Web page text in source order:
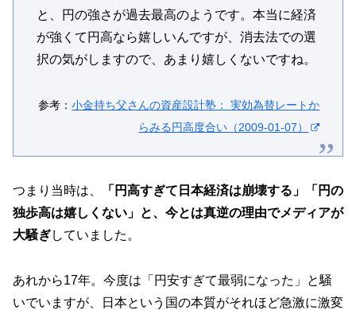
と、円の強さが過去最高のようです。本当に経済
が強くて円高なら嬉しいんですが、消去法での選
択の気がしますので、あまり嬉しくないですね。
参考：小金持ち父さんの資産設計塾： 実効為替レートか
らみる円高度合い（2009-01-07）
つまり当時は、
「円高すぎて日本経済は崩壊する」「円の
独歩高は嬉しくない」と、今とは真逆の理由でメディアが
大騒ぎしていました。
あれから17年。今度は「円安すぎて最弱になった」と騒
いでいますが、日本という国の本質がそれほど急激に激変